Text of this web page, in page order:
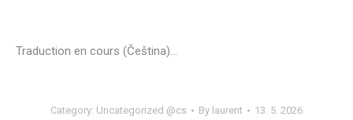
Traduction en cours (Čeština)…
Category: Uncategorized @cs By laurent 13. 5. 2026